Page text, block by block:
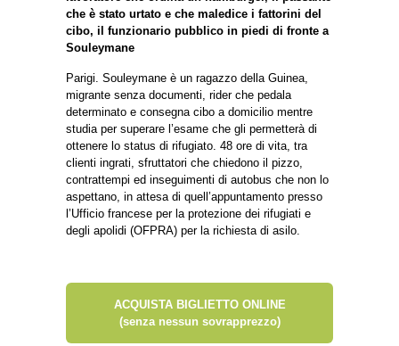
che è stato urtato e che maledice i fattorini del
cibo, il funzionario pubblico in piedi di fronte a
Souleymane
Parigi. Souleymane è un ragazzo della Guinea,
migrante senza documenti, rider che pedala
determinato e consegna cibo a domicilio mentre
studia per superare l’esame che gli permetterà di
ottenere lo status di rifugiato. 48 ore di vita, tra
clienti ingrati, sfruttatori che chiedono il pizzo,
contrattempi ed inseguimenti di autobus che non lo
aspettano, in attesa di quell’appuntamento presso
l’Ufficio francese per la protezione dei rifugiati e
degli apolidi (OFPRA) per la richiesta di asilo.
ACQUISTA BIGLIETTO ONLINE
(senza nessun sovrapprezzo)